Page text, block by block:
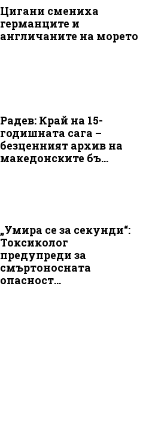
Цигани смениха
германците и
англичаните на морето
Радев: Край на 15-
годишната сага –
безценният архив на
македонските бъ...
„Умира се за секунди“:
Токсиколог
предупреди за
смъртоносната
опасност...